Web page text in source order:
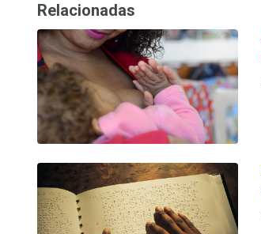
Relacionadas